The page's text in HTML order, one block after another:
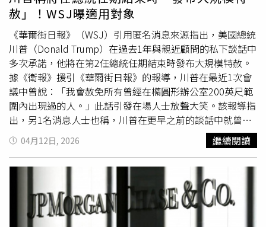
Communications and Theatre Union，BECTU）負責人柴
爾茲（Philippa Childs）表示：「如此規模的裁員將對員工
以及整個《BBC》造成毀滅性打擊。」「全國記者工會」
（National Union of Journalists）秘書長戴維森（Laura
Davison）也譴責此次裁員，稱其「錯誤、有害，並將為
《BBC》的員工帶來不確定性與壓力。」此次裁員發生之
際，《BBC》正面臨動盪的媒體環境，尤其受到人工智慧與
消費者習慣改變的衝擊。《BBC》主要透過民眾支付收看直
播內容的電視牌照費提供資金。該機構表示，英國有94%的
成年人每月使用其服務。《BBC》在3月的1份報告中指出，
自2017年以來，其來自牌照費的收入實質已下降24%，
「由於牌照費面臨壓力以及其他因素，我們必須在2029年3
月前將總成本基礎進一步削減10%。」並警告「艱難的選擇
可能需要削減內容與服務。」此外，美國總統川普
（Donald Trump）已對該廣播機構提起1項100億美元的誹
謗訴訟，指控其在1部紀錄片中剪輯了他在2021年「美國
赦」！WSJ曝適用對象
《華爾街日報》（WSJ）引用匿名消息來源指出，美國總統
川普（Donald Trump）在過去1年與親近顧問的私下談話中
多次承諾，他將在第2任總統任期結束時發布大規模特赦。
據《衛報》援引《華爾街日報》的報導，川普在最近1次會
議中曾說：「我會赦免所有曾經在橢圓形辦公室200英尺範
圍內出現過的人。」此話引發在場人士放聲大笑。該報導指
出，另1名消息人士也稱，川普在更早之前的談話中就曾說
過類似的言論，但當時他說的是10英尺內出現過的人。還有
消息來源稱，川普曾提出在任期結束時召開記者會，宣布大
規模特赦。對於這項報導，白宮新聞秘書李維特（Karoline
Leavitt）回應稱：「《華爾街日報》應該學會理解玩笑。不
過，總統的特赦權是絕對的。」自第2任期開始以來，川普
已對超過1800人給予寬赦。在他上任的第1天，他便對1500
名參與2021年1月6日「美國
04月12日, 2026 繼續閱讀